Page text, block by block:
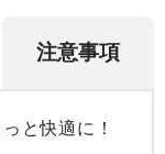
注意事項
と快適に！